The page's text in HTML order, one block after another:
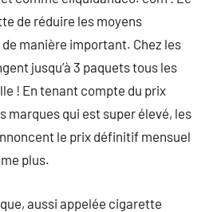
de réduire les moyens
manière important. Chez les
jusqu’à 3 paquets tous les
! En tenant compte du prix
marques qui est super élevé, les
le prix définitif mensuel
plus.
aussi appelée cigarette